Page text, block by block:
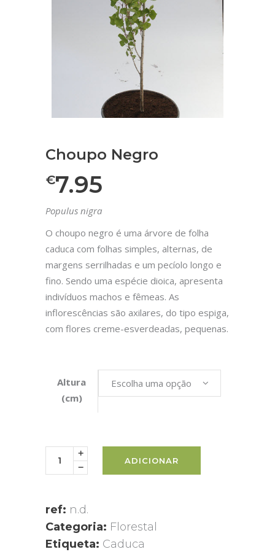
Choupo Negro
€7.95
Populus nigra
O choupo negro é uma árvore de folha
caduca com folhas simples, alternas, de
margens serrilhadas e um pecíolo longo e
fino. Sendo uma espécie dioica, apresenta
indivíduos machos e fêmeas. As
inflorescências são axilares, do tipo espiga,
com flores creme-esverdeadas, pequenas.
Altura
(cm)
Escolha uma opção
ADICIONAR
ref: n.d.
Categoria: Florestal
Etiqueta: Caduca